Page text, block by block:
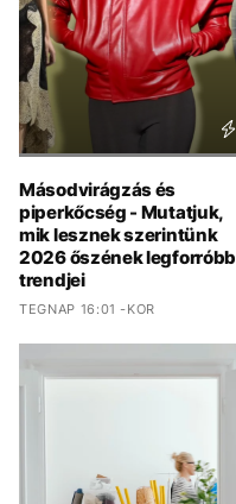
Másodvirágzás és
piperkőcség - Mutatjuk,
mik lesznek szerintünk
2026 őszének legforróbb
trendjei
TEGNAP 16:01 -KOR